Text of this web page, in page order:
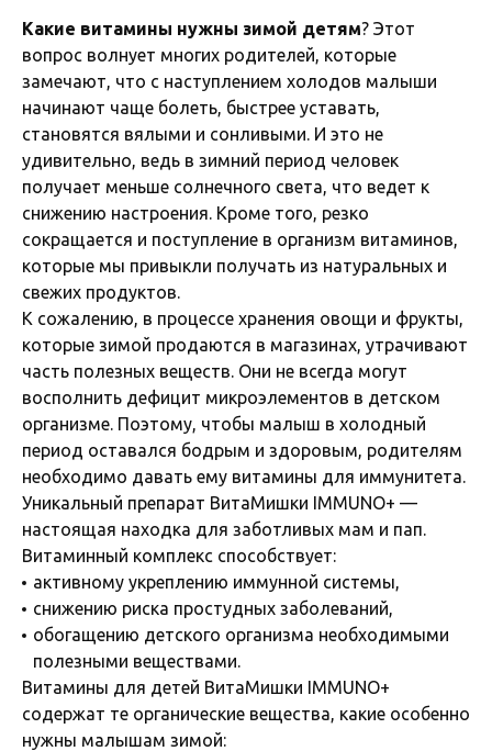
Какие витамины нужны зимой детям? Этот
вопрос волнует многих родителей, которые
замечают, что с наступлением холодов малыши
начинают чаще болеть, быстрее уставать,
становятся вялыми и сонливыми. И это не
удивительно, ведь в зимний период человек
получает меньше солнечного света, что ведет к
снижению настроения. Кроме того, резко
сокращается и поступление в организм витаминов,
которые мы привыкли получать из натуральных и
свежих продуктов.
К сожалению, в процессе хранения овощи и фрукты,
которые зимой продаются в магазинах, утрачивают
часть полезных веществ. Они не всегда могут
восполнить дефицит микроэлементов в детском
организме. Поэтому, чтобы малыш в холодный
период оставался бодрым и здоровым, родителям
необходимо давать ему витамины для иммунитета.
Уникальный препарат ВитаМишки IMMUNO+ —
настоящая находка для заботливых мам и пап.
Витаминный комплекс способствует:
активному укреплению иммунной системы,
снижению риска простудных заболеваний,
обогащению детского организма необходимыми
полезными веществами.
Витамины для детей ВитаМишки IMMUNO+
содержат те органические вещества, какие особенно
нужны малышам зимой: